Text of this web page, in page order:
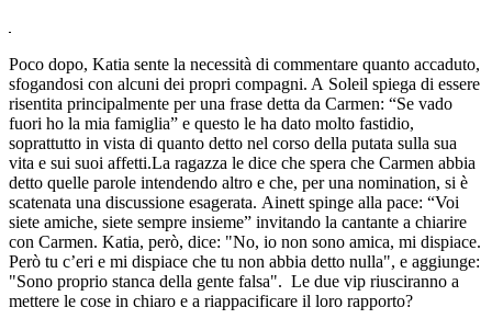
Poco dopo, Katia sente la necessità di commentare quanto accaduto,
sfogandosi con alcuni dei propri compagni. A Soleil spiega di essere
risentita principalmente per una frase detta da Carmen: “Se vado
fuori ho la mia famiglia” e questo le ha dato molto fastidio,
soprattutto in vista di quanto detto nel corso della putata sulla sua
vita e sui suoi affetti.La ragazza le dice che spera che Carmen abbia
detto quelle parole intendendo altro e che, per una nomination, si è
scatenata una discussione esagerata. Ainett spinge alla pace: “Voi
siete amiche, siete sempre insieme” invitando la cantante a chiarire
con Carmen. Katia, però, dice: "No, io non sono amica, mi dispiace.
Però tu c’eri e mi dispiace che tu non abbia detto nulla", e aggiunge:
"Sono proprio stanca della gente falsa". Le due vip riusciranno a
mettere le cose in chiaro e a riappacificare il loro rapporto?